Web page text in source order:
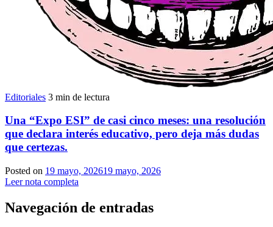
Editoriales 3 min de lectura
Una “Expo ESI” de casi cinco meses: una resolución
que declara interés educativo, pero deja más dudas
que certezas.
Posted on 19 mayo, 202619 mayo, 2026
Leer nota completa
Navegación de entradas